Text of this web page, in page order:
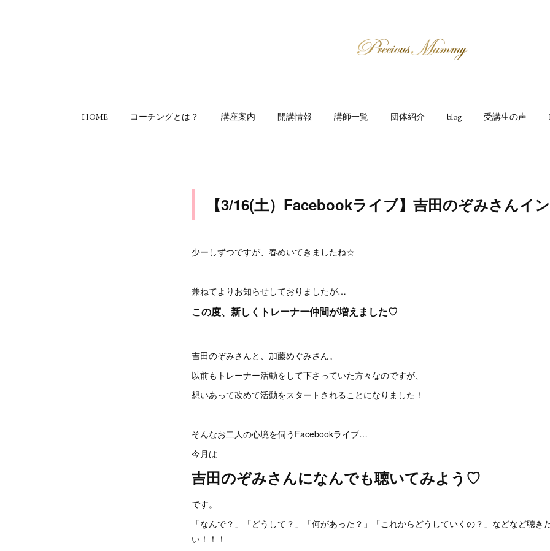
HOME コーチングとは？ 講座案内 開講情報 講師一覧 団体紹介 blog 受講生の声
【3/16(土）Facebookライブ】吉田のぞみさんイ
少ーしずつですが、春めいてきましたね☆
兼ねてよりお知らせしておりましたが…
この度、新しくトレーナー仲間が増えました♡
吉田のぞみさんと、加藤めぐみさん。
以前もトレーナー活動をして下さっていた方々なのですが、
想いあって改めて活動をスタートされることになりました！
そんなお二人の心境を伺うFacebookライブ…
今月は
吉田のぞみさんになんでも聴いてみよう♡
です。
「なんで？」「どうして？」「何があった？」「これからどうしていくの？」などなど聴き
い！！！